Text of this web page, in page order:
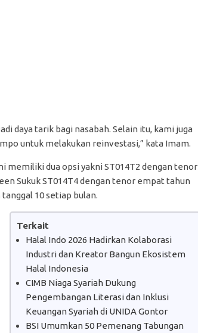
daya tarik bagi nasabah. Selain itu, kami juga
untuk melakukan reinvestasi,” kata Imam.
memiliki dua opsi yakni ST014T2 dengan tenor
Sukuk ST014T4 dengan tenor empat tahun
10 setiap bulan.
Terkait
Halal Indo 2026 Hadirkan Kolaborasi
Industri dan Kreator Bangun Ekosistem
Halal Indonesia
CIMB Niaga Syariah Dukung
Pengembangan Literasi dan Inklusi
Keuangan Syariah di UNIDA Gontor
BSI Umumkan 50 Pemenang Tabungan